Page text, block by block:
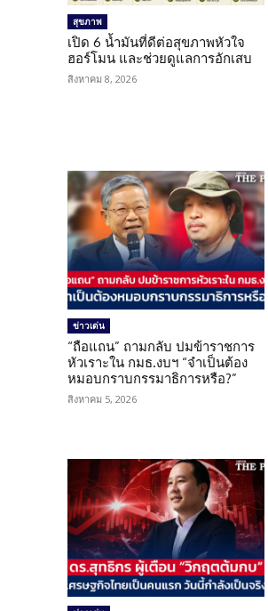
สุขภาพ
เปิด 6 น้ำมันที่ดีต่อสุขภาพหัวใจ
ฮอร์โมน และช่วยดูแลการอักเสบ
สิงหาคม 8, 2026
ข่าวเด่น
“ถือแถน” ถามกลับ ปมข้าราชการ
หัวเราะใน กมธ.งบฯ “จำเป็นต้อง
หมอบกราบกรรมาธิการหรือ?”
สิงหาคม 5, 2026